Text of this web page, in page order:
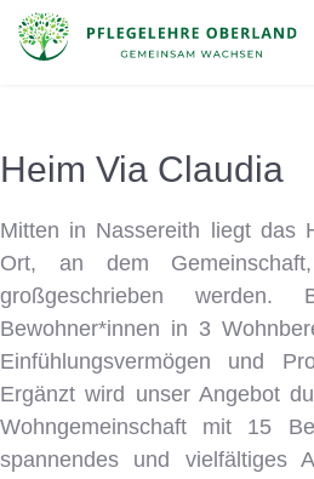
Heim Via Claudia
Mitten in Nassereith liegt das
Ort, an dem
großgeschrieben
Bewohner*innen in 3
Einfühlungsvermögen und
Ergänzt wird unser Angebot
Wohngemeinschaft mit 15
spannendes und vielfältiges